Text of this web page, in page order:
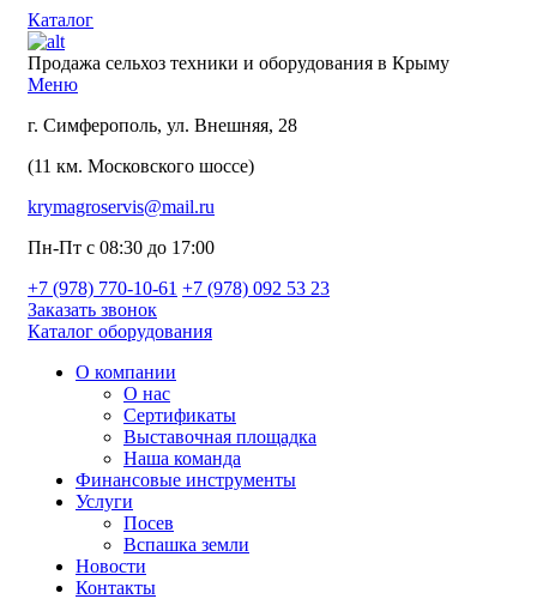
Каталог
Продажа сельхоз техники и оборудования в Крыму
Меню
г. Симферополь, ул. Внешняя, 28
(11 км. Московского шоссе)
krymagroservis@mail.ru
Пн-Пт с 08:30 до 17:00
+7 (978) 770-10-61 +7 (978) 092 53 23
Заказать звонок
Каталог оборудования
О компании
О нас
Сертификаты
Выставочная площадка
Наша команда
Финансовые инструменты
Услуги
Посев
Вспашка земли
Новости
Контакты